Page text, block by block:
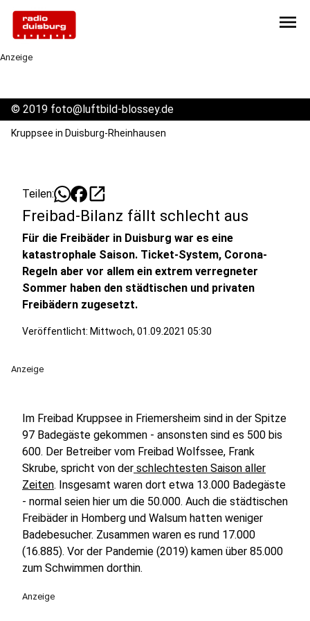
menu
Anzeige
© 2019 foto@luftbild-blossey.de
Kruppsee in Duisburg-Rheinhausen
Teilen: open_in_new
Freibad-Bilanz fällt schlecht aus
Für die Freibäder in Duisburg war es eine
katastrophale Saison. Ticket-System, Corona-
Regeln aber vor allem ein extrem verregneter
Sommer haben den städtischen und privaten
Freibädern zugesetzt.
Veröffentlicht: Mittwoch, 01.09.2021 05:30
Anzeige
Im Freibad Kruppsee in Friemersheim sind in der Spitze
97 Badegäste gekommen - ansonsten sind es 500 bis
600. Der Betreiber vom Freibad Wolfssee, Frank
Skrube, spricht von der schlechtesten Saison aller
Zeiten. Insgesamt waren dort etwa 13.000 Badegäste
- normal seien hier um die 50.000. Auch die städtischen
Freibäder in Homberg und Walsum hatten weniger
Badebesucher. Zusammen waren es rund 17.000
(16.885). Vor der Pandemie (2019) kamen über 85.000
zum Schwimmen dorthin.
Anzeige